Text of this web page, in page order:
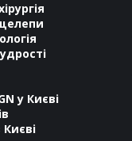
у Києві